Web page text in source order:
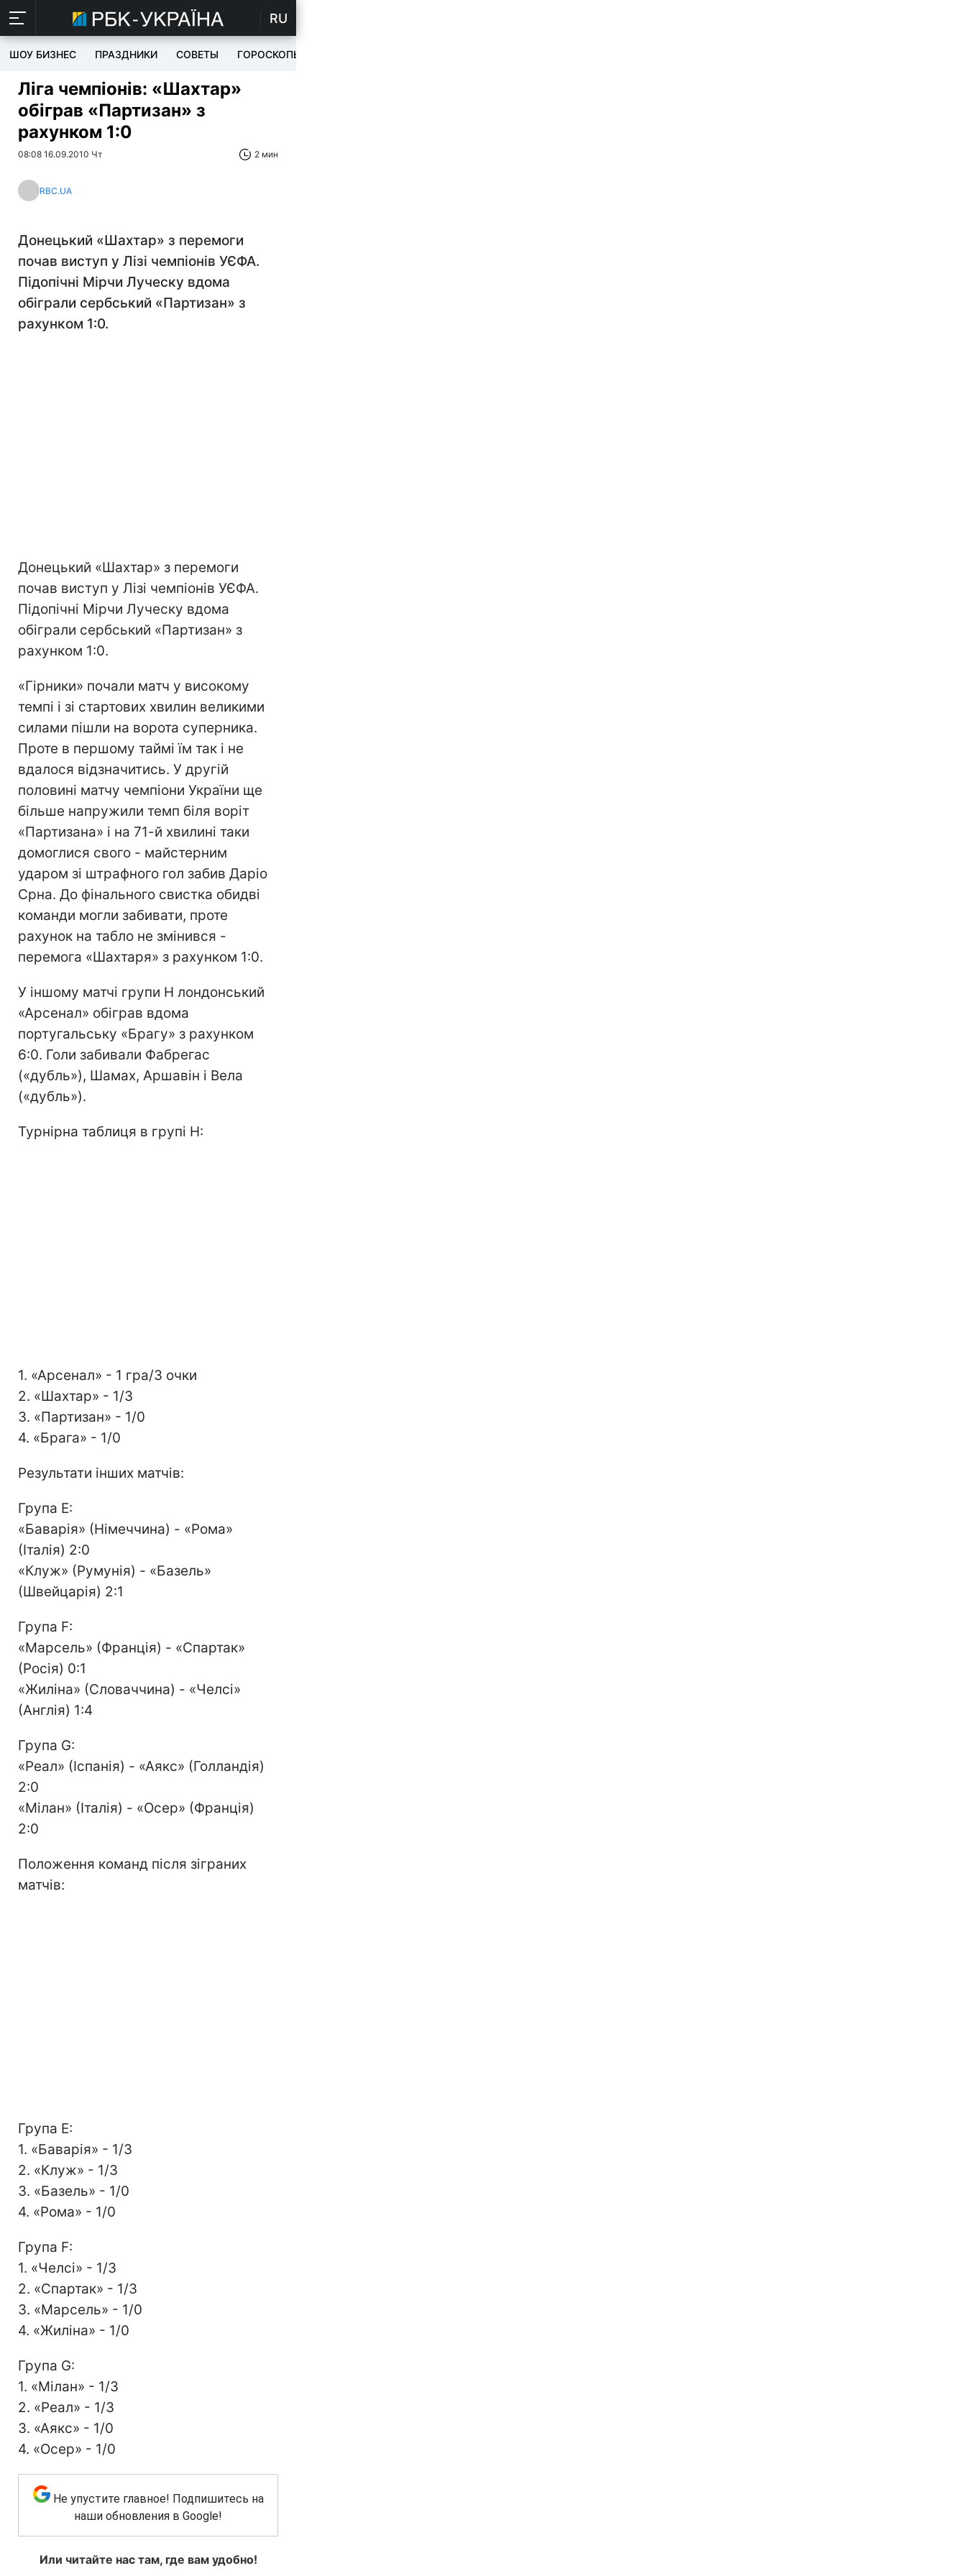
RU
ШОУ БИЗНЕС ПРАЗДНИКИ СОВЕТЫ ГОРОСКОПЫ
Ліга чемпіонів: «Шахтар»
обіграв «Партизан» з
рахунком 1:0
08:08 16.09.2010 Чт 2 мин
RBC.UA
Донецький «Шахтар» з перемоги
почав виступ у Лізі чемпіонів УЄФА.
Підопічні Мірчи Луческу вдома
обіграли сербський «Партизан» з
рахунком 1:0.
Донецький «Шахтар» з перемоги
почав виступ у Лізі чемпіонів УЄФА.
Підопічні Мірчи Луческу вдома
обіграли сербський «Партизан» з
рахунком 1:0.
«Гірники» почали матч у високому
темпі і зі стартових хвилин великими
силами пішли на ворота суперника.
Проте в першому таймі їм так і не
вдалося відзначитись. У другій
половині матчу чемпіони України ще
більше напружили темп біля воріт
«Партизана» і на 71-й хвилині таки
домоглися свого - майстерним
ударом зі штрафного гол забив Даріо
Срна. До фінального свистка обидві
команди могли забивати, проте
рахунок на табло не змінився -
перемога «Шахтаря» з рахунком 1:0.
У іншому матчі групи Н лондонський
«Арсенал» обіграв вдома
португальську «Брагу» з рахунком
6:0. Голи забивали Фабрегас
(«дубль»), Шамах, Аршавін і Вела
(«дубль»).
Турнірна таблиця в групі Н:
1. «Арсенал» - 1 гра/3 очки
2. «Шахтар» - 1/3
3. «Партизан» - 1/0
4. «Брага» - 1/0
Результати інших матчів:
Група Е:
«Баварія» (Німеччина) - «Рома»
(Італія) 2:0
«Клуж» (Румунія) - «Базель»
(Швейцарія) 2:1
Група F:
«Марсель» (Франція) - «Спартак»
(Росія) 0:1
«Жиліна» (Словаччина) - «Челсі»
(Англія) 1:4
Група G:
«Реал» (Іспанія) - «Аякс» (Голландія)
2:0
«Мілан» (Італія) - «Осер» (Франція)
2:0
Положення команд після зіграних
матчів:
Група Е:
1. «Баварія» - 1/3
2. «Клуж» - 1/3
3. «Базель» - 1/0
4. «Рома» - 1/0
Група F:
1. «Челсі» - 1/3
2. «Спартак» - 1/3
3. «Марсель» - 1/0
4. «Жиліна» - 1/0
Група G:
1. «Мілан» - 1/3
2. «Реал» - 1/3
3. «Аякс» - 1/0
4. «Осер» - 1/0
Не упустите главное! Подпишитесь на
наши обновления в Google!
Или читайте нас там, где вам удобно!